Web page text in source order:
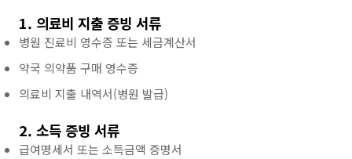
1. 의료비 지출 증빙 서류
병원 진료비 영수증 또는 세금계산서
약국 의약품 구매 영수증
의료비 지출 내역서(병원 발급)
2. 소득 증빙 서류
급여명세서 또는 소득금액 증명서